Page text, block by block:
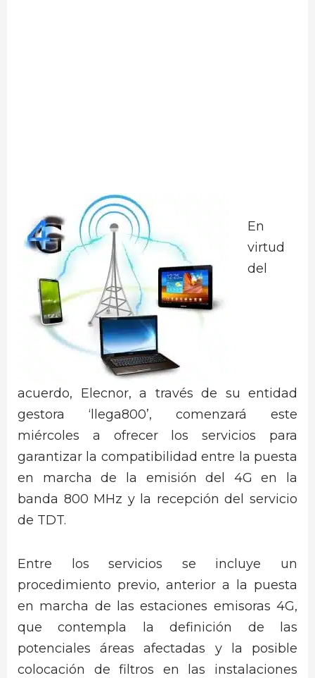
En
virtud
del
acuerdo, Elecnor, a través de su entidad
gestora ‘llega800’, comenzará este
miércoles a ofrecer los servicios para
garantizar la compatibilidad entre la puesta
en marcha de la emisión del 4G en la
banda 800 MHz y la recepción del servicio
de TDT.
Entre los servicios se incluye un
procedimiento previo, anterior a la puesta
en marcha de las estaciones emisoras 4G,
que contempla la definición de las
potenciales áreas afectadas y la posible
colocación de filtros en las instalaciones